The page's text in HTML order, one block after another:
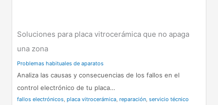
Soluciones para placa vitrocerámica que no apaga
una zona
Problemas habituales de aparatos
Analiza las causas y consecuencias de los fallos en el
control electrónico de tu placa…
fallos electrónicos, placa vitrocerámica, reparación, servicio técnico